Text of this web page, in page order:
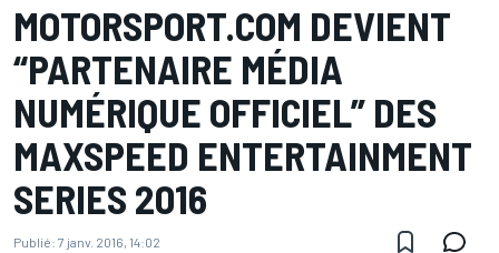
MOTORSPORT.COM DEVIENT
“PARTENAIRE MÉDIA
NUMÉRIQUE OFFICIEL” DES
MAXSPEED ENTERTAINMENT
SERIES 2016
Publié: 7 janv. 2016, 14:02